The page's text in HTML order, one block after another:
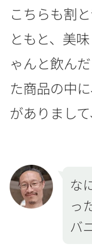
こちらも割
ともと、美
ゃんと飲ん
た商品の中
がありまし
な
っ
バ